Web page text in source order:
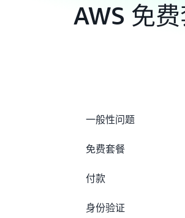
AWS 免
一般性问题
免费套餐
付款
身份验证